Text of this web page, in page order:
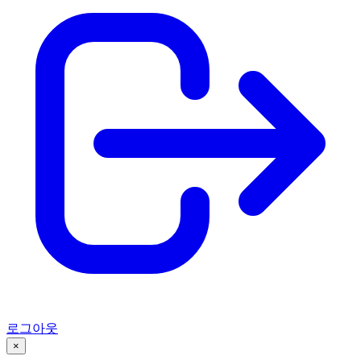
로그아웃
×